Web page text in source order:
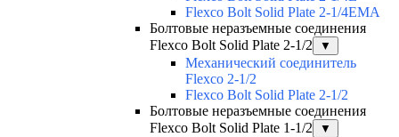
Flexco Bolt Solid Plate 2-1/4EMA
Болтовые неразъемные соединения
Flexco Bolt Solid Plate 2-1/2
▼
Механический соединитель
Flexco 2-1/2
Flexco Bolt Solid Plate 2-1/2
Болтовые неразъемные соединения
Flexco Bolt Solid Plate 1-1/2
▼